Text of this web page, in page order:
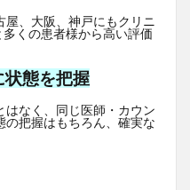
、大阪、神戸にもクリニ
くの患者様から高い評価
状態を把握
なく、同じ医師・カウン
の把握はもちろん、確実な